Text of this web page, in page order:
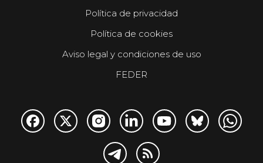
Política de privacidad
Política de cookies
Aviso legal y condiciones de uso
FEDER